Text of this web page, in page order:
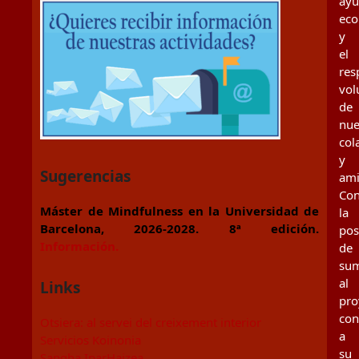
Sugerencias
Máster de Mindfulness en la Universidad de
Barcelona, 2026-2028. 8ª edición.
Información.
Links
Otsiera: al servei del creixement interior
Servicios Koinonia
y
el
de
y
la
de
al
a
su